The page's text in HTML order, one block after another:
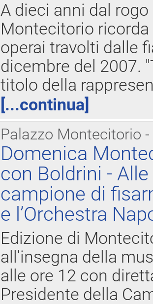
A dieci anni dal
Montecitorio
operai travolti dalle
dicembre del 2007.
titolo della
[...continua]
Palazzo Montecitorio
Domenica
con Boldrini -
campione di
e l’Orchestra
Edizione di
all'insegna della
alle ore 12 con
Presidente della